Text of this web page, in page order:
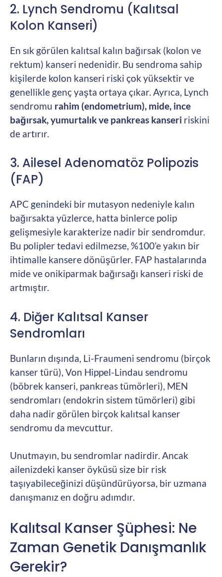
2. Lynch Sendromu (Kalıtsal
Kolon Kanseri)
En sık görülen kalıtsal kalın bağırsak (kolon ve
rektum) kanseri nedenidir. Bu sendroma sahip
kişilerde kolon kanseri riski çok yüksektir ve
genellikle genç yaşta ortaya çıkar. Ayrıca, Lynch
sendromu rahim (endometrium), mide, ince
bağırsak, yumurtalık ve pankreas kanseri riskini
de artırır.
3. Ailesel Adenomatöz Polipozis
(FAP)
APC genindeki bir mutasyon nedeniyle kalın
bağırsakta yüzlerce, hatta binlerce polip
gelişmesiyle karakterize nadir bir sendromdur.
Bu polipler tedavi edilmezse, %100’e yakın bir
ihtimalle kansere dönüşürler. FAP hastalarında
mide ve onikiparmak bağırsağı kanseri riski de
artmıştır.
4. Diğer Kalıtsal Kanser
Sendromları
Bunların dışında, Li-Fraumeni sendromu (birçok
kanser türü), Von Hippel-Lindau sendromu
(böbrek kanseri, pankreas tümörleri), MEN
sendromları (endokrin sistem tümörleri) gibi
daha nadir görülen birçok kalıtsal kanser
sendromu da mevcuttur.
Unutmayın, bu sendromlar nadirdir. Ancak
ailenizdeki kanser öyküsü size bir risk
taşıyabileceğinizi düşündürüyorsa, bir uzmana
danışmanız en doğru adımdır.
Kalıtsal Kanser Şüphesi: Ne
Zaman Genetik Danışmanlık
Gerekir?